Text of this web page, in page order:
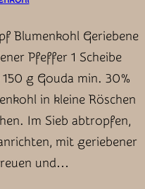
Blumenkohl Geriebene
Pfeffer 1 Scheibe
g Gouda min. 30%
in kleine Röschen
Im Sieb abtropfen,
mit geriebener
und…